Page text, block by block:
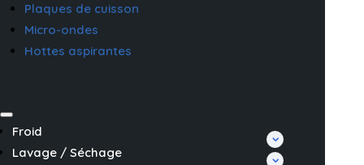
Plaques de cuisson
Micro-ondes
Hottes aspirantes
Froid
Lavage / Séchage